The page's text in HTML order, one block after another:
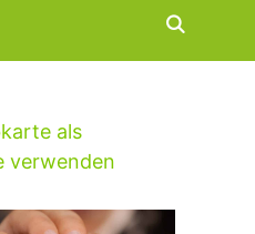
als
verwenden